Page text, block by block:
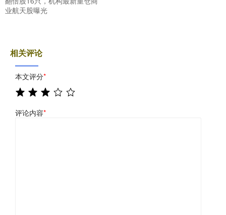
业航天股曝光
相关评论
本文评分*
评论内容*